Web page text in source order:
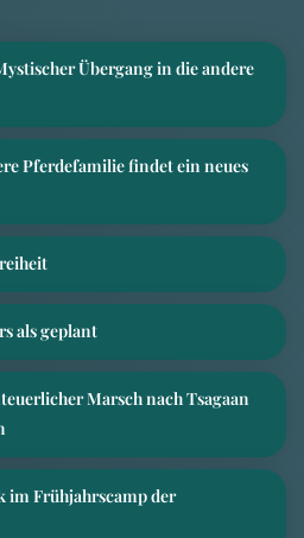
Übergang in die andere
Pferdefamilie findet ein neues
als geplant
Marsch nach Tsagaan
im Frühjahrscamp der